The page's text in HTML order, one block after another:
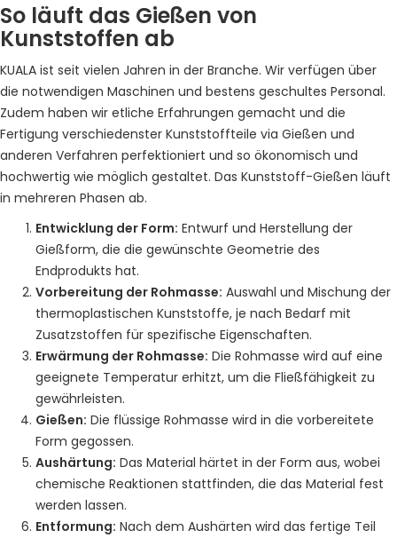
So läuft das Gießen von
Kunststoffen ab
KUALA ist seit vielen Jahren in der Branche. Wir verfügen über
die notwendigen Maschinen und bestens geschultes Personal.
Zudem haben wir etliche Erfahrungen gemacht und die
Fertigung verschiedenster Kunststoffteile via Gießen und
anderen Verfahren perfektioniert und so ökonomisch und
hochwertig wie möglich gestaltet. Das Kunststoff-Gießen läuft
in mehreren Phasen ab.
Entwicklung der Form: Entwurf und Herstellung der
Gießform, die die gewünschte Geometrie des
Endprodukts hat.
Vorbereitung der Rohmasse: Auswahl und Mischung der
thermoplastischen Kunststoffe, je nach Bedarf mit
Zusatzstoffen für spezifische Eigenschaften.
Erwärmung der Rohmasse: Die Rohmasse wird auf eine
geeignete Temperatur erhitzt, um die Fließfähigkeit zu
gewährleisten.
Gießen: Die flüssige Rohmasse wird in die vorbereitete
Form gegossen.
Aushärtung: Das Material härtet in der Form aus, wobei
chemische Reaktionen stattfinden, die das Material fest
werden lassen.
Entformung: Nach dem Aushärten wird das fertige Teil